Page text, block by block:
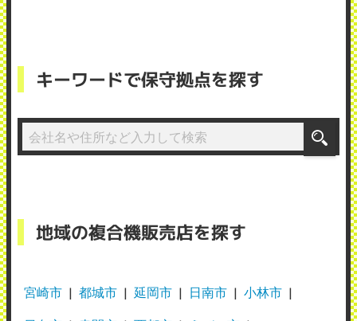
キーワードで保守拠点を探す
地域の複合機販売店を探す
宮崎市 都城市 延岡市 日南市 小林市